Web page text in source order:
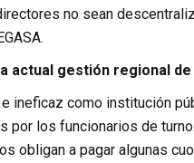
no sean
actual gestión regional
ineficaz como institución
por los funcionarios de
obligan a pagar algunas